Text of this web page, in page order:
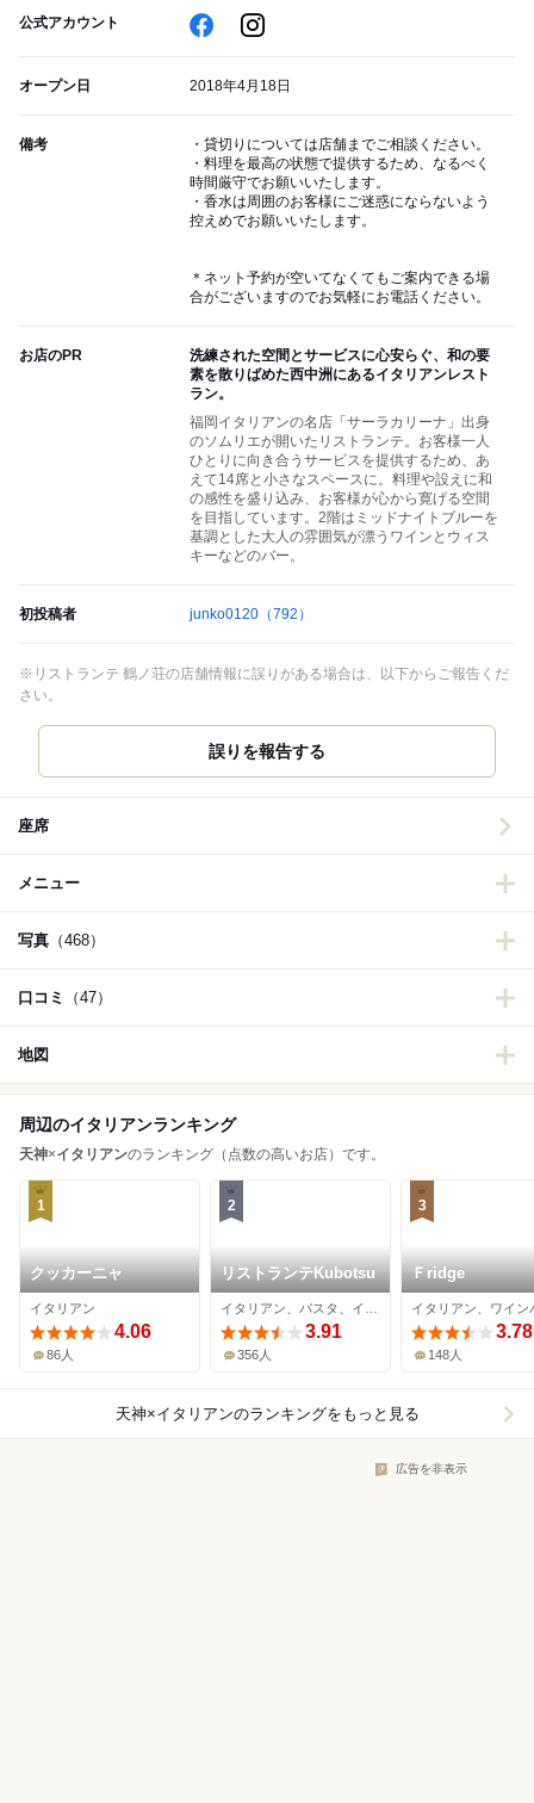
公式アカウント
オープン日 2018年4月18日
備考
・貸切りについては店舗までご相談ください。
・料理を最高の状態で提供するため、なるべく
時間厳守でお願いいたします。
・香水は周囲のお客様にご迷惑にならないよう
控えめでお願いいたします。
＊ネット予約が空いてなくてもご案内できる場
合がございますのでお気軽にお電話ください。
お店のPR
洗練された空間とサービスに心安らぐ、和の要
素を散りばめた西中洲にあるイタリアンレスト
ラン。
福岡イタリアンの名店「サーラカリーナ」出身
のソムリエが開いたリストランテ。お客様一人
ひとりに向き合うサービスを提供するため、あ
えて14席と小さなスペースに。料理や設えに和
の感性を盛り込み、お客様が心から寛げる空間
を目指しています。2階はミッドナイトブルーを
基調とした大人の雰囲気が漂うワインとウィス
キーなどのバー。
初投稿者 junko0120 （792）
※リストランテ 鶴ノ荘の店舗情報に誤りがある場合は、以下からご報告くだ
さい。
誤りを報告する
座席
メニュー
写真 （468）
口コミ （47）
地図
周辺のイタリアンランキング
天神×イタリアンのランキング（点数の高いお店）です。
1
クッカーニャ
イタリアン
4.06
86人
2
リストランテKubotsu
3.91
356人
3
Ｆridge
イタリアン、ワイン
3.78
148人
天神×イタリアンのランキングをもっと見る
広告を非表示